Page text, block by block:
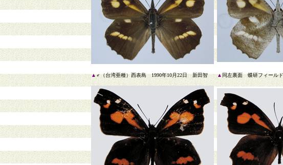
▲♂（台湾亜種）西表島 1990年10月22日 新田智 ▲同左裏面 蝶研フィール